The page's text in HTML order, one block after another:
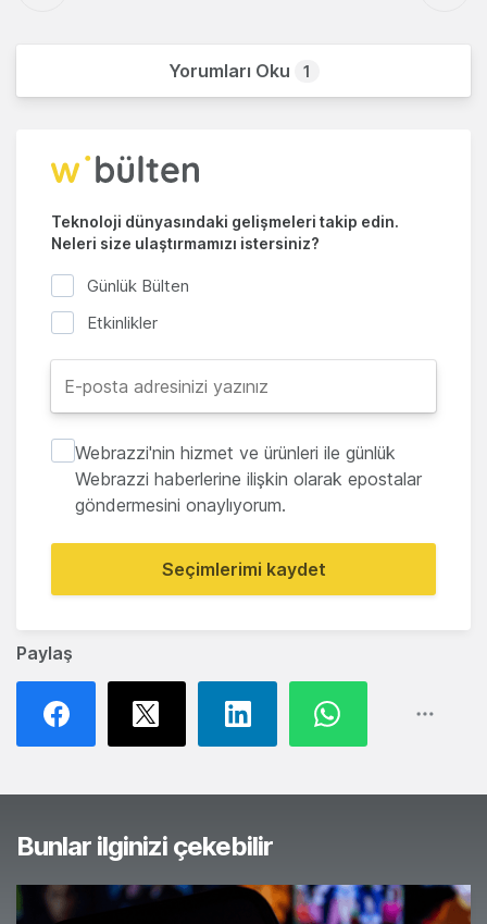
Paylaş
Yorumları Oku 1
Teknoloji dünyasındaki gelişmeleri takip edin.
Neleri size ulaştırmamızı istersiniz?
Günlük Bülten
Etkinlikler
Webrazzi'nin hizmet ve ürünleri ile günlük
Webrazzi haberlerine ilişkin olarak epostalar
göndermesini onaylıyorum.
Seçimlerimi kaydet
Bunlar ilginizi çekebilir